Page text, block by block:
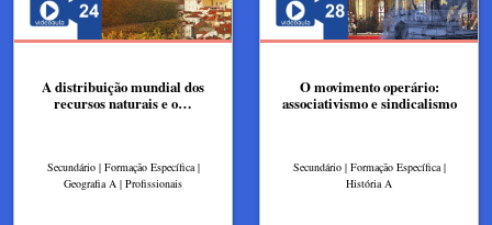
A distribuição mundial dos
recursos naturais e o…
Secundário | Formação Específica |
Geografia A | Profissionais
O movimento operário:
associativismo e sindicalismo
Secundário | Formação Específica |
História A